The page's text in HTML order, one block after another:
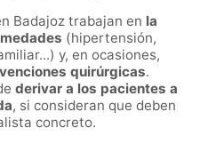
Badajoz trabajan en la
(hipertensión,
y, en ocasiones,
quirúrgicas.
derivar a los pacientes a
, si consideran que deben
concreto.